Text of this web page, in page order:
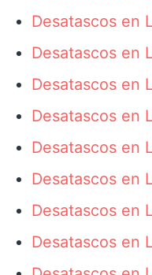
Desatascos en
Desatascos en
Desatascos en
Desatascos en
Desatascos en
Desatascos en
Desatascos en
Desatascos en